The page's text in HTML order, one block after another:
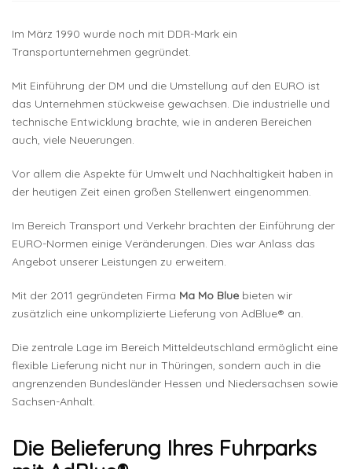
Im März 1990 wurde noch mit DDR-Mark ein
Transportunternehmen gegründet.
Mit Einführung der DM und die Umstellung auf den EURO ist
das Unternehmen stückweise gewachsen. Die industrielle und
technische Entwicklung brachte, wie in anderen Bereichen
auch, viele Neuerungen.
Vor allem die Aspekte für Umwelt und Nachhaltigkeit haben in
der heutigen Zeit einen großen Stellenwert eingenommen.
Im Bereich Transport und Verkehr brachten der Einführung der
EURO-Normen einige Veränderungen. Dies war Anlass das
Angebot unserer Leistungen zu erweitern.
Mit der 2011 gegründeten Firma Ma Mo Blue bieten wir
zusätzlich eine unkomplizierte Lieferung von AdBlue® an.
Die zentrale Lage im Bereich Mitteldeutschland ermöglicht eine
flexible Lieferung nicht nur in Thüringen, sondern auch in die
angrenzenden Bundesländer Hessen und Niedersachsen sowie
Sachsen-Anhalt.
Die Belieferung Ihres Fuhrparks